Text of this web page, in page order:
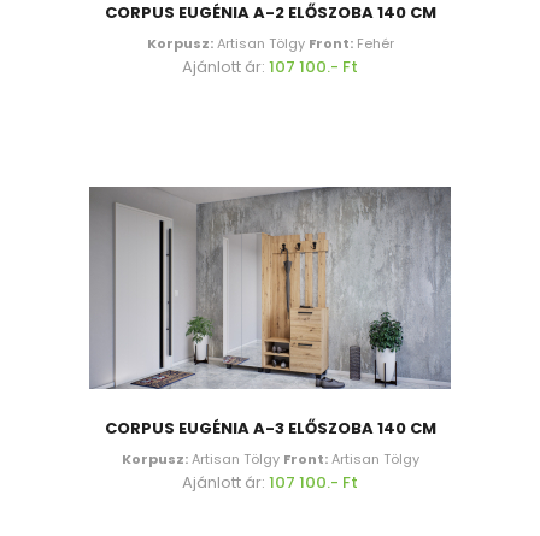
CORPUS EUGÉNIA A-2 ELŐSZOBA 140 CM
Korpusz:Artisan Tölgy Front:Fehér
Ajánlott ár: 107 100.- Ft
CORPUS EUGÉNIA A-3 ELŐSZOBA 140 CM
Korpusz:Artisan Tölgy Front:Artisan Tölgy
Ajánlott ár: 107 100.- Ft